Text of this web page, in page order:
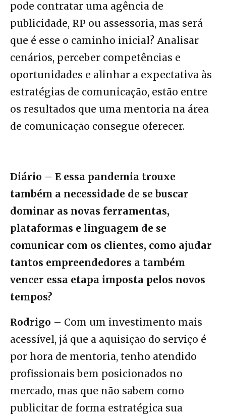
pode contratar uma agência de
publicidade, RP ou assessoria, mas será
que é esse o caminho inicial? Analisar
cenários, perceber competências e
oportunidades e alinhar a expectativa às
estratégias de comunicação, estão entre
os resultados que uma mentoria na área
de comunicação consegue oferecer.
Diário – E essa pandemia trouxe
também a necessidade de se buscar
dominar as novas ferramentas,
plataformas e linguagem de se
comunicar com os clientes, como ajudar
tantos empreendedores a também
vencer essa etapa imposta pelos novos
tempos?
Rodrigo – Com um investimento mais
acessível, já que a aquisição do serviço é
por hora de mentoria, tenho atendido
profissionais bem posicionados no
mercado, mas que não sabem como
publicitar de forma estratégica sua